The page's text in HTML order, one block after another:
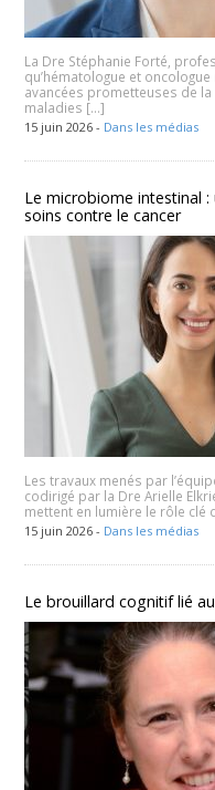
La Dre Stéphanie Forté,
qu’hématologue et
avancées prometteuses de
maladies […]
15 juin 2026 - Dans les médias
Le microbiome intestinal
soins contre le cancer
Les travaux menés par
codirigé par la Dre Arielle
mettent en lumière le rôle
15 juin 2026 - Dans les médias
Le brouillard cognitif lié